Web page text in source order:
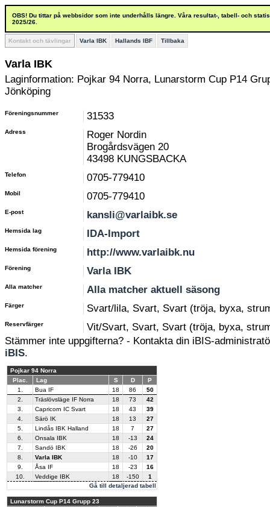
OBS! Du tittar på webbsidor som inte underhålls längre. Våra resultat-, tabell- och
2025/26.
Kontakt och tävlingar Varla IBK Hallands IBF Tillbaka
Varla IBK
Laginformation: Pojkar 94 Norra, Lunarstorm Cup P14
Jönköping
Föreningsnummer 31533
Adress
Roger Nordin
Brogårdsvägen 20
43498 KUNGSBACKA
Telefon 0705-779410
Mobil 0705-779410
E-post kansli@varlaibk.se
Hemsida lag IDA-Import
Hemsida förening http://www.varlaibk.nu
Förening Varla IBK
Alla matcher Alla matcher aktuell säsong
Färger Svart/lila, Svart, Svart (tröja, byxa,
Reservfärger
Vit/Svart, Svart, Svart (tröja, byxa,
Stämmer inte uppgifterna? - Kontakta din iBIS-
iBIS.
Pojkar 94 Norra
Plac.
Lag S D P
Gå till detaljerad tabell
1. Bua IF 18 86
50
2.
Träslövsläge IF Norra 18 73
42
3.
Capricorn IC Svart 18 43
39
4.
Särö IK 18 13
27
5.
Lindås IBK Halland 18 7
27
6.
Onsala IBK 18 -13
24
7.
Sandö IBK 18 -26
20
8.
Varla IBK 18 -10
17
9.
Åsa IF 18 -23
16
10.
Veddige IBK 18 -150 1
Lunarstorm Cup P14 Grupp 23